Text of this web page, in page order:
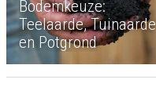
Bodemkeuze:
Teelaarde, Tuinaarde
en Potgrond